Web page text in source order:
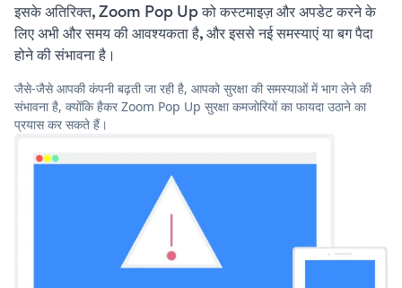
इसके अतिरिक्त, Zoom Pop Up को कस्टमाइज़ और अपडेट करने के
लिए अभी और समय की आवश्यकता है, और इससे नई समस्याएं या बग पैदा
होने की संभावना है।
जैसे-जैसे आपकी कंपनी बढ़ती जा रही है, आपको सुरक्षा की समस्याओं में भाग लेने की
संभावना है, क्योंकि हैकर Zoom Pop Up सुरक्षा कमजोरियों का फायदा उठाने का
प्रयास कर सकते हैं।